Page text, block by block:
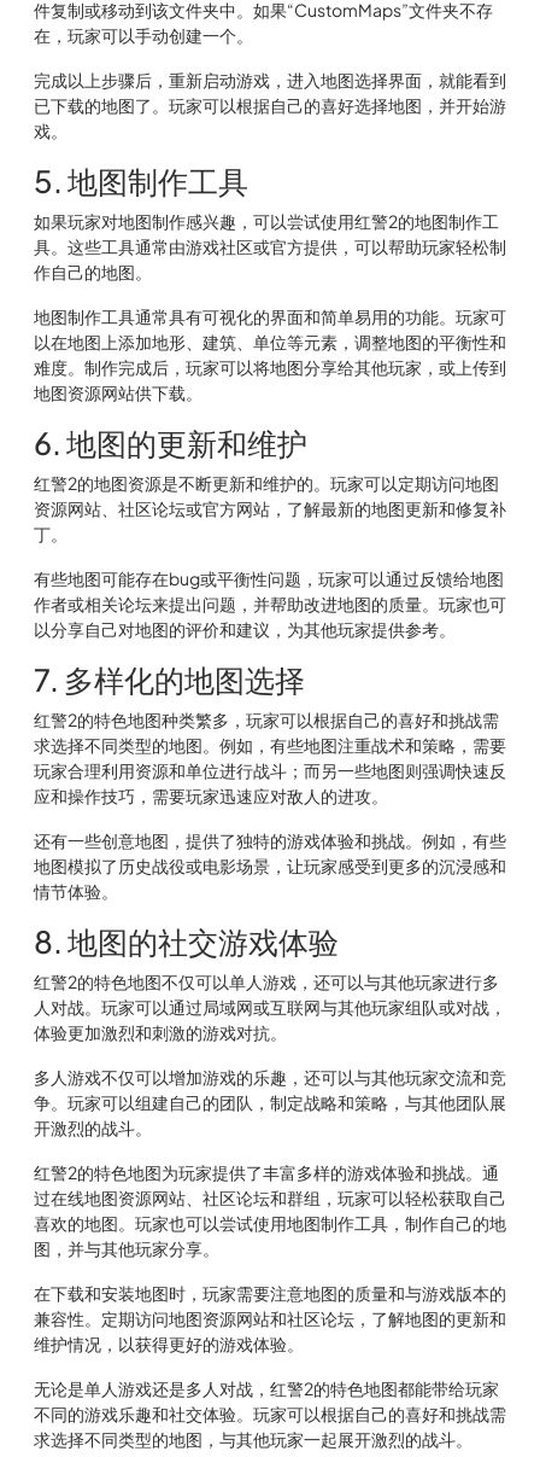
件复制或移动到该文件夹中。如果“CustomMaps”文件夹不存
在，玩家可以手动创建一个。
完成以上步骤后，重新启动游戏，进入地图选择界面，就能看到
已下载的地图了。玩家可以根据自己的喜好选择地图，并开始游
戏。
5. 地图制作工具
如果玩家对地图制作感兴趣，可以尝试使用红警2的地图制作工
具。这些工具通常由游戏社区或官方提供，可以帮助玩家轻松制
作自己的地图。
地图制作工具通常具有可视化的界面和简单易用的功能。玩家可
以在地图上添加地形、建筑、单位等元素，调整地图的平衡性和
难度。制作完成后，玩家可以将地图分享给其他玩家，或上传到
地图资源网站供下载。
6. 地图的更新和维护
红警2的地图资源是不断更新和维护的。玩家可以定期访问地图
资源网站、社区论坛或官方网站，了解最新的地图更新和修复补
丁。
有些地图可能存在bug或平衡性问题，玩家可以通过反馈给地图
作者或相关论坛来提出问题，并帮助改进地图的质量。玩家也可
以分享自己对地图的评价和建议，为其他玩家提供参考。
7. 多样化的地图选择
红警2的特色地图种类繁多，玩家可以根据自己的喜好和挑战需
求选择不同类型的地图。例如，有些地图注重战术和策略，需要
玩家合理利用资源和单位进行战斗；而另一些地图则强调快速反
应和操作技巧，需要玩家迅速应对敌人的进攻。
还有一些创意地图，提供了独特的游戏体验和挑战。例如，有些
地图模拟了历史战役或电影场景，让玩家感受到更多的沉浸感和
情节体验。
8. 地图的社交游戏体验
红警2的特色地图不仅可以单人游戏，还可以与其他玩家进行多
人对战。玩家可以通过局域网或互联网与其他玩家组队或对战，
体验更加激烈和刺激的游戏对抗。
多人游戏不仅可以增加游戏的乐趣，还可以与其他玩家交流和竞
争。玩家可以组建自己的团队，制定战略和策略，与其他团队展
开激烈的战斗。
红警2的特色地图为玩家提供了丰富多样的游戏体验和挑战。通
过在线地图资源网站、社区论坛和群组，玩家可以轻松获取自己
喜欢的地图。玩家也可以尝试使用地图制作工具，制作自己的地
图，并与其他玩家分享。
在下载和安装地图时，玩家需要注意地图的质量和与游戏版本的
兼容性。定期访问地图资源网站和社区论坛，了解地图的更新和
维护情况，以获得更好的游戏体验。
无论是单人游戏还是多人对战，红警2的特色地图都能带给玩家
不同的游戏乐趣和社交体验。玩家可以根据自己的喜好和挑战需
求选择不同类型的地图，与其他玩家一起展开激烈的战斗。